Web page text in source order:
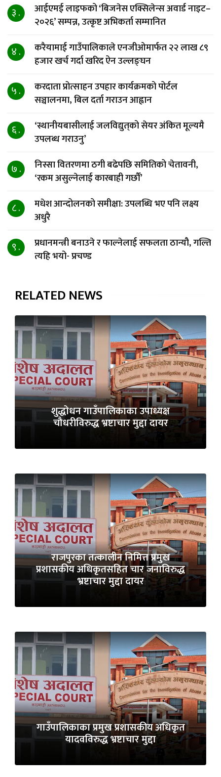
३ .
आईएमई लाइफको ‘बिजनेस एक्सिलेन्स अवार्ड नाइट–
२०२६’ सम्पन्न, उत्कृष्ट अभिकर्ता सम्मानित
४ .
करैयामाई गाउँपालिकाले एनजीओमार्फत २२ लाख ८९
हजार खर्च गर्दा खरिद ऐन उल्लङ्घन
५ .
करदाता प्रोत्साहन उपहार कार्यक्रमको पोर्टल
सञ्चालनमा, बिल दर्ता गराउन आह्वान
६ .
‘स्थानीयबासीलाई जलविद्युत्‌को सेयर अंकित मूल्यमै
उपलब्ध गराउनु’
७ .
निस्सा वितरणमा ठगी बढेपछि समितिको चेतावनी,
‘रकम असुल्नेलाई कारबाही गर्छाैं’
८ .
मधेश आन्दोलनको समीक्षा: उपलब्धि भए पनि लक्ष्य
अधुरै
९ .
प्रधानमन्त्री बनाउने र फाल्नेलाई सफलता ठान्यौ, गल्ति
त्यहि भयो- प्रचण्ड
RELATED NEWS
शुद्धोधन गाउँपालिकाका उपाध्यक्ष
चौधरीविरुद्ध भ्रष्टाचार मुद्दा दायर
राजपुरका तत्कालीन निमित्त प्रमुख
प्रशासकीय अधिकृतसहित चार जनाविरुद्ध
भ्रष्टाचार मुद्दा दायर
गाउँपालिकाका प्रमुख प्रशासकीय अधिकृत
यादवविरुद्ध भ्रष्टाचार मुद्दा